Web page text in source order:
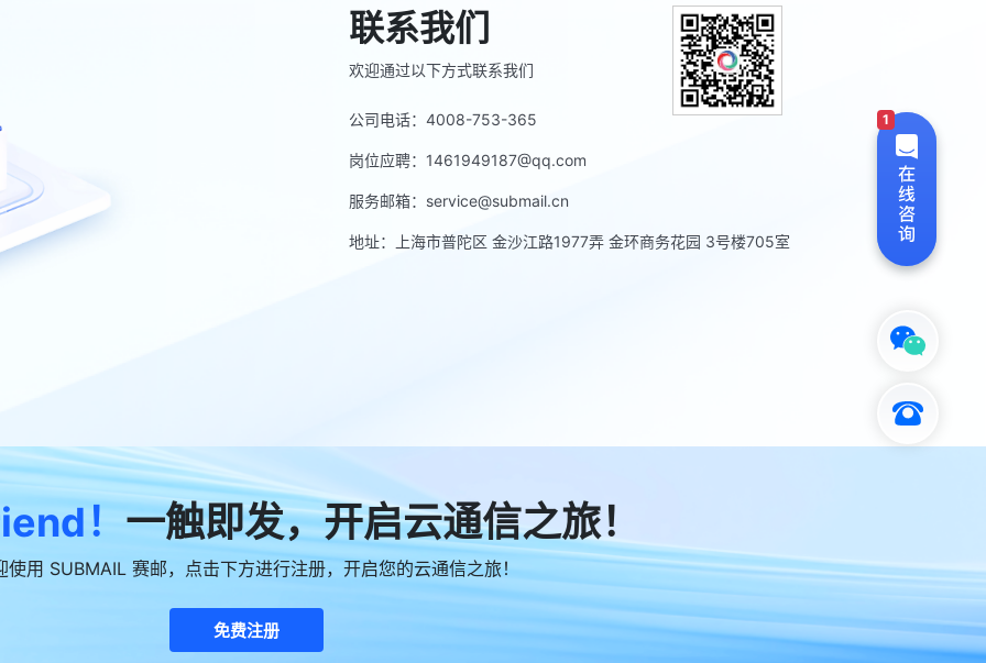
1
联系我们
欢迎通过以下方式联系我们
公司电话：4008-753-365
岗位应聘：1461949187@qq.com
服务邮箱：service@submail.cn
地址：上海市普陀区 金沙江路1977弄 金环商务花园 3号楼705室
！一触即发，开启云通信之旅！
使用 SUBMAIL 赛邮，点击下方进行注册，开启您的云通信之旅！
免费注册